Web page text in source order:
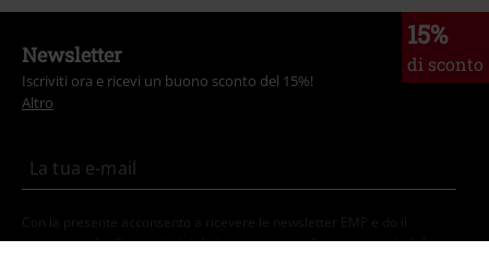
15%
di sconto
Newsletter
Iscriviti ora e ricevi un buono sconto del 15%!
Altro
consenso ad utilizzare i miei dati per ricevere informative periodiche